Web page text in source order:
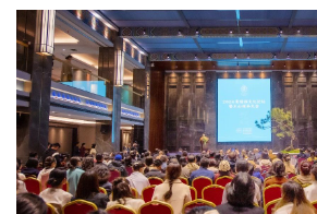
心
乐
菩
提
专